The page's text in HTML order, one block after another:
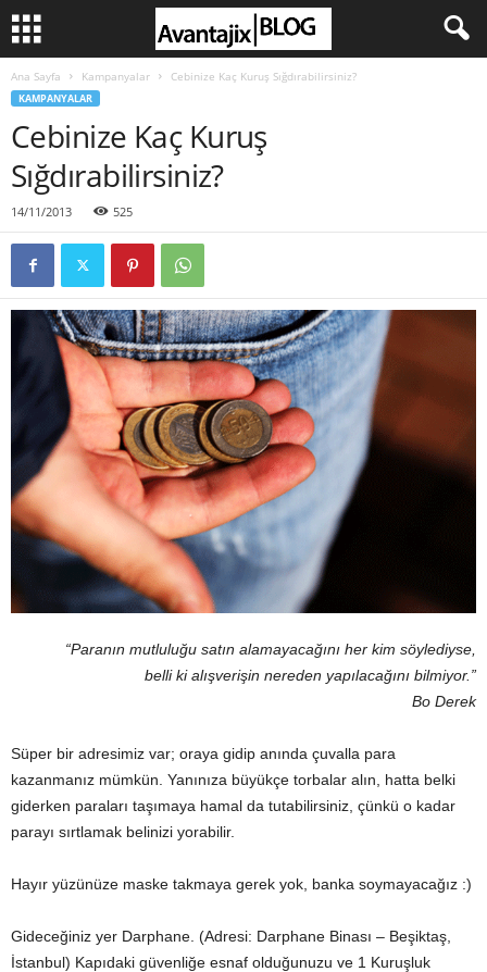
Ana Sayfa Kampanyalar Cebinize Kaç Kuruş Sığdırabilirsiniz?
KAMPANYALAR
Cebinize Kaç Kuruş
Sığdırabilirsiniz?
14/11/2013 525
“Paranın mutluluğu satın alamayacağını her kim söylediyse,
belli ki alışverişin nereden yapılacağını bilmiyor.”
Bo Derek
Süper bir adresimiz var; oraya gidip anında çuvalla para
kazanmanız mümkün. Yanınıza büyükçe torbalar alın, hatta belki
giderken paraları taşımaya hamal da tutabilirsiniz, çünkü o kadar
parayı sırtlamak belinizi yorabilir.
Hayır yüzünüze maske takmaya gerek yok, banka soymayacağız :)
Gideceğiniz yer Darphane. (Adresi: Darphane Binası – Beşiktaş,
İstanbul) Kapıdaki güvenliğe esnaf olduğunuzu ve 1 Kuruşluk